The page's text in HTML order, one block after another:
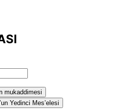
mukaddimesi
Yedinci Mes’elesi